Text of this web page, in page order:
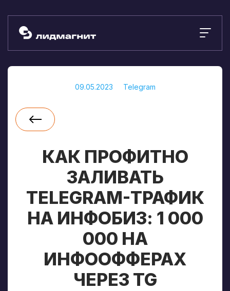
09.05.2023 Telegram
КАК ПРОФИТНО
ЗАЛИВАТЬ
TELEGRAM-ТРАФИК
НА ИНФОБИЗ: 1 000
000 НА
ИНФООФФЕРАХ
ЧЕРЕЗ TG